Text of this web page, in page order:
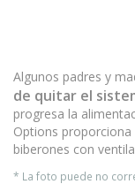
Algunos padres y
de quitar el
progresa la
Options
biberones con
* La foto puede no